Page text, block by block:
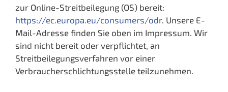
zur Online-Streitbeilegung (OS) bereit:
https://ec.europa.eu/consumers/odr. Unsere E-
Mail-Adresse finden Sie oben im Impressum. Wir
sind nicht bereit oder verpflichtet, an
Streitbeilegungsverfahren vor einer
Verbraucherschlichtungsstelle teilzunehmen.